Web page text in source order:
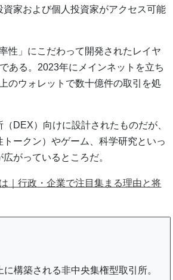
資家および個人投資家がアクセス可能
性」にこだわって開発されたレイヤ
ある。2023年にメインネットを立ち
のウォレットで数十億件の取引を処
DEX）向けに設計されたものだが、
ークン）やゲーム、科学研究といっ
がっているところだ。
｜行政・企業で注目集まる理由と将
構築される非中央集権型取引所。